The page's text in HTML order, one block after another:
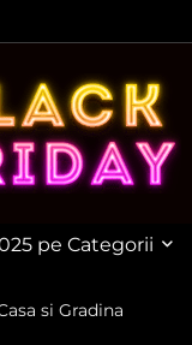
pe Categorii
si Gradina